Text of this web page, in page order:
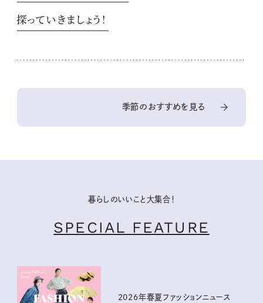
探っていきましょう！
季節のおすすめを見る
暮らしのいいこと大集合！
SPECIAL FEATURE
2026年春夏ファッションニュース